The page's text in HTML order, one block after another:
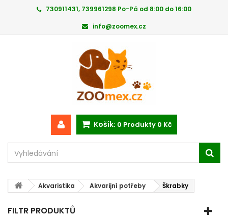
730911431, 739961298 Po-Pá od 8:00 do 16:00
info@zoomex.cz
Košík: 0 Produkty 0 Kč
Akvaristika Akvarijní potřeby Škrabky
FILTR PRODUKTŮ